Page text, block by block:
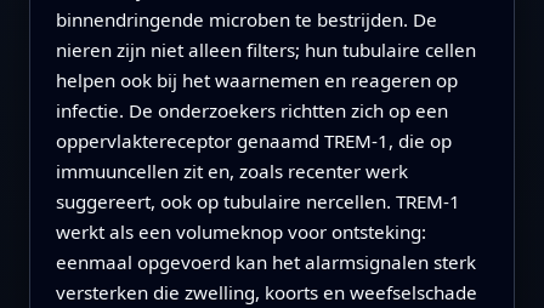
binnendringende microben te bestrijden. De
nieren zijn niet alleen filters; hun tubulaire cellen
helpen ook bij het waarnemen en reageren op
infectie. De onderzoekers richtten zich op een
oppervlaktereceptor genaamd TREM-1, die op
immuuncellen zit en, zoals recenter werk
suggereert, ook op tubulaire nercellen. TREM-1
werkt als een volumeknop voor ontsteking:
eenmaal opgevoerd kan het alarmsignalen sterk
versterken die zwelling, koorts en weefselschade